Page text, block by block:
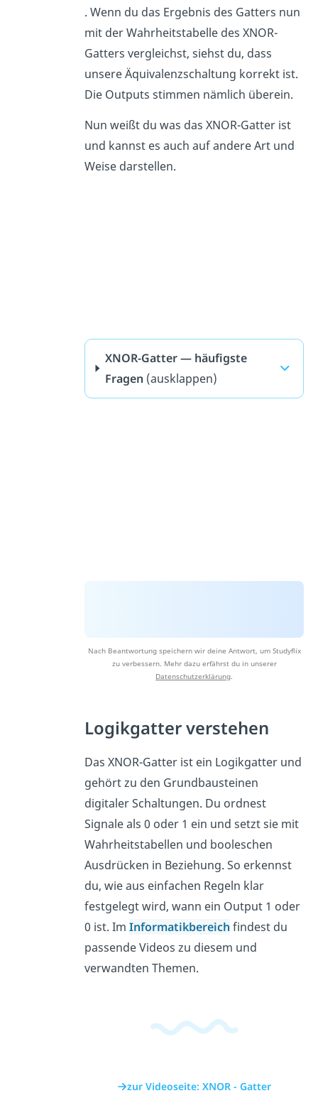
. Wenn du das Ergebnis des Gatters nun
mit der Wahrheitstabelle des XNOR-
Gatters vergleichst, siehst du, dass
unsere Äquivalenzschaltung korrekt ist.
Die Outputs stimmen nämlich überein.
Nun weißt du was das XNOR-Gatter ist
und kannst es auch auf andere Art und
Weise darstellen.
XNOR-Gatter — häufigste
Fragen (ausklappen)
Nach Beantwortung speichern wir deine Antwort, um Studyflix
zu verbessern. Mehr dazu erfährst du in unserer
Datenschutzerklärung.
Logikgatter verstehen
Das XNOR-Gatter ist ein Logikgatter und
gehört zu den Grundbausteinen
digitaler Schaltungen. Du ordnest
Signale als 0 oder 1 ein und setzt sie mit
Wahrheitstabellen und booleschen
Ausdrücken in Beziehung. So erkennst
du, wie aus einfachen Regeln klar
festgelegt wird, wann ein Output 1 oder
0 ist. ImInformatikbereich findest du
passende Videos zu diesem und
verwandten Themen.
zur Videoseite: XNOR - Gatter